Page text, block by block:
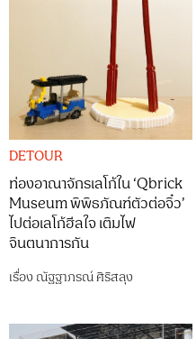
DETOUR
ท่องอาณาจักรเลโก้ใน ‘Qbrick
Museum พิพิธภัณฑ์ตัวต่อจิ๋ว’
ไปต่อเลโก้ฮีลใจ เติมไฟ
จินตนาการกัน
เรื่องณัฐฐาภรณ์ ศิริสลุง